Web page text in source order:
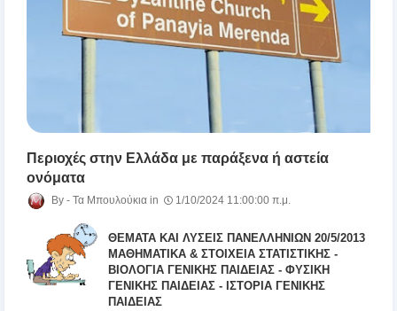
Περιοχές στην Ελλάδα με παράξενα ή αστεία
ονόματα
Τα Μπουλούκια 1/10/2024 11:00:00 π.μ.
ΘΕΜΑΤΑ ΚΑΙ ΛΥΣΕΙΣ ΠΑΝΕΛΛΗΝΙΩΝ 20/5/2013
ΜΑΘΗΜΑΤΙΚΑ & ΣΤΟΙΧΕΙΑ ΣΤΑΤΙΣΤΙΚΗΣ -
ΒΙΟΛΟΓΙΑ ΓΕΝΙΚΗΣ ΠΑΙΔΕΙΑΣ - ΦΥΣΙΚΗ
ΓΕΝΙΚΗΣ ΠΑΙΔΕΙΑΣ - ΙΣΤΟΡΙΑ ΓΕΝΙΚΗΣ
ΠΑΙΔΕΙΑΣ